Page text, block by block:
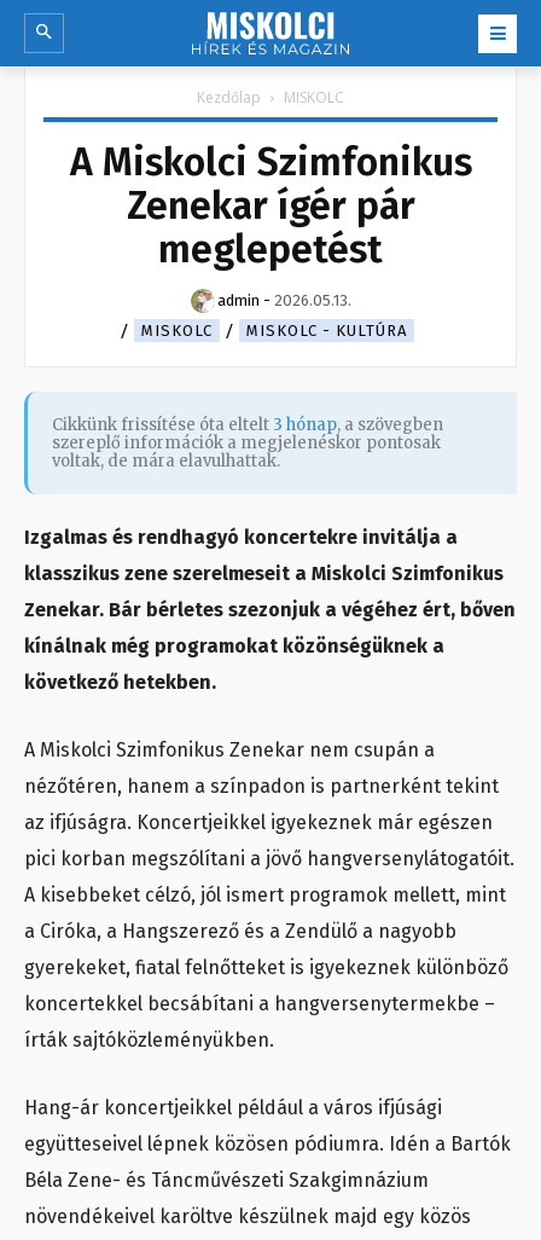
Kezdőlap MISKOLC
A Miskolci Szimfonikus
Zenekar ígér pár
meglepetést
admin - 2026.05.13.
MISKOLC
MISKOLC - KULTÚRA
Cikkünk frissítése óta eltelt 3 hónap, a szövegben
szereplő információk a megjelenéskor pontosak
voltak, de mára elavulhattak.
Izgalmas és rendhagyó koncertekre invitálja a
klasszikus zene szerelmeseit a Miskolci Szimfonikus
Zenekar. Bár bérletes szezonjuk a végéhez ért, bőven
kínálnak még programokat közönségüknek a
következő hetekben.
A Miskolci Szimfonikus Zenekar nem csupán a
nézőtéren, hanem a színpadon is partnerként tekint
az ifjúságra. Koncertjeikkel igyekeznek már egészen
pici korban megszólítani a jövő hangversenylátogatóit.
A kisebbeket célzó, jól ismert programok mellett, mint
a Ciróka, a Hangszerező és a Zendülő a nagyobb
gyerekeket, fiatal felnőtteket is igyekeznek különböző
koncertekkel becsábítani a hangversenytermekbe –
írták sajtóközleményükben.
Hang-ár koncertjeikkel például a város ifjúsági
együtteseivel lépnek közösen pódiumra. Idén a Bartók
Béla Zene- és Táncművészeti Szakgimnázium
növendékeivel karöltve készülnek majd egy közös